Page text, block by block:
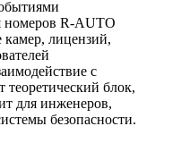
номеров R-AUTO
камер, лицензий,
с
теоретический блок,
для инженеров,
безопасности.